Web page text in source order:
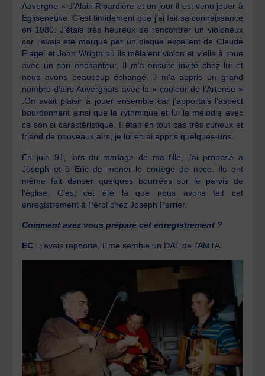
Auvergne » d’Alain Ribardière et un jour il est venu jouer à
Egliseneuve. C’est timidement que j’ai fait sa connaissance
en 1980. J’étais très heureux de rencontrer un violoneux
car j’avais été marqué par un disque excellent de Claude
Flagel et John Wrigth où ils mêlaient violon et vielle à roue
avec un son enchanteur. Il m’a ensuite invité chez lui et
nous avons beaucoup échangé, il m’a appris un grand
nombre d’airs Auvergnats avec la « couleur de l’Artense »
.On avait plaisir à jouer ensemble car j’apportais l’aspect
bourdonnant ainsi que la rythmique et lui la mélodie avec
ce son si caractéristique. Il était en tout cas très curieux et
friand de nouveaux airs, je lui en ai appris quelques-uns.
En juin 91, lors du mariage de ma fille, j’ai proposé à
Joseph et à Eric de mener le cortège de noce. Ils ont
même fait danser quelques bourrées sur le parvis de
l’église. C’est cet été là que nous avons fait cet
enregistrement à Pérol chez Joseph Perrier.
Comment avez vous préparé cet enregistrement ?
EC : j’avais rapporté, il me semble un DAT de l’AMTA